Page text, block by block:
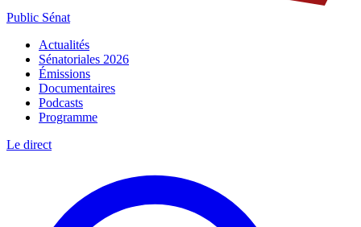
Public Sénat
Actualités
Sénatoriales 2026
Émissions
Documentaires
Podcasts
Programme
Le direct